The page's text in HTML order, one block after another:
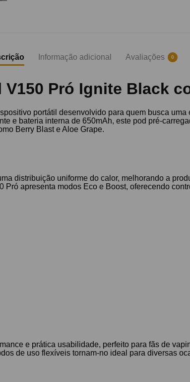
Informação adicional Avaliações 0
Pró Ignite Black
portátil desenvolvido para quem busca
e bateria interna de 650mAh, este pod pré-
Berry Blast e Aloe Grape.
distribuição uniforme do calor, melhorando a
apresenta modos Eco e Boost, oferecendo
e prática usabilidade, perfeito para fãs de
de uso flexíveis tornam-no ideal para diversas